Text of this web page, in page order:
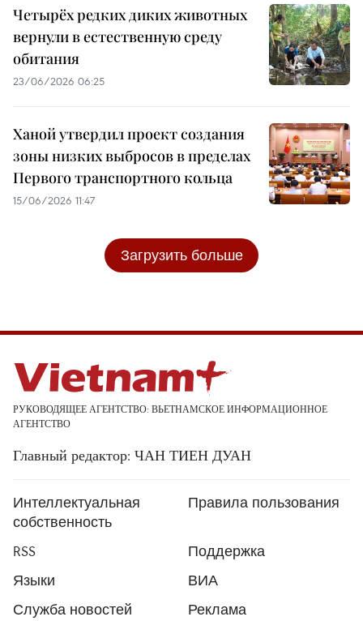
Четырёх редких диких животных
вернули в естественную среду
обитания
23/06/2026 06:25
Ханой утвердил проект создания
зоны низких выбросов в пределах
Первого транспортного кольца
15/06/2026 11:47
Загрузить больше
РУКОВОДЯЩЕЕ АГЕНТСТВО: ВЬЕТНАМСКОЕ ИНФОРМАЦИОННОЕ
АГЕНТСТВО
Главный редактор: ЧАН ТИЕН ДУАН
Интеллектуальная
собственность
Правила пользования
RSS
Поддержка
Языки
ВИА
Служба новостей
Реклама